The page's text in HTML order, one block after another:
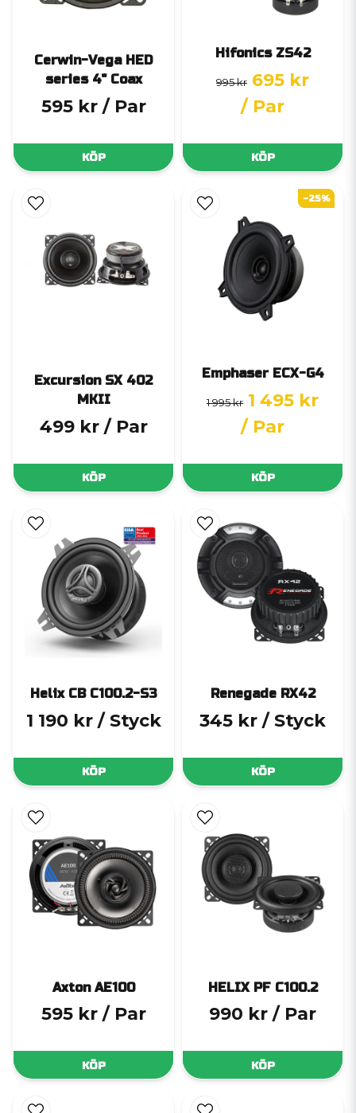
Cerwin-Vega HED
series 4" Coax
595 kr / Par
KÖP
Hifonics ZS42
995 kr 695 kr
/ Par
KÖP
Excursion SX 402
MKII
499 kr / Par
KÖP
Emphaser ECX-G4
1 995 kr 1 495 kr
/ Par
KÖP
-25%
Helix CB C100.2-S3
1 190 kr / Styck
KÖP
Renegade RX42
345 kr / Styck
KÖP
Axton AE100
595 kr / Par
KÖP
HELIX PF C100.2
990 kr / Par
KÖP